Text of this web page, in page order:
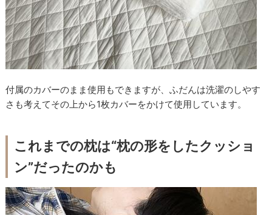
付属のカバーのまま使用もできますが、ふだんは洗濯のしやす
さも考えてその上から1枚カバーをかけて使用しています。
これまでの枕は“枕の形をしたクッショ
ン”だったのかも